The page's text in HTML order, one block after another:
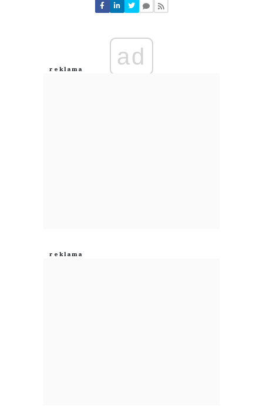
Nie znaleziono komentarzy
Zostaw swoje komentarze
Anuluj
ad